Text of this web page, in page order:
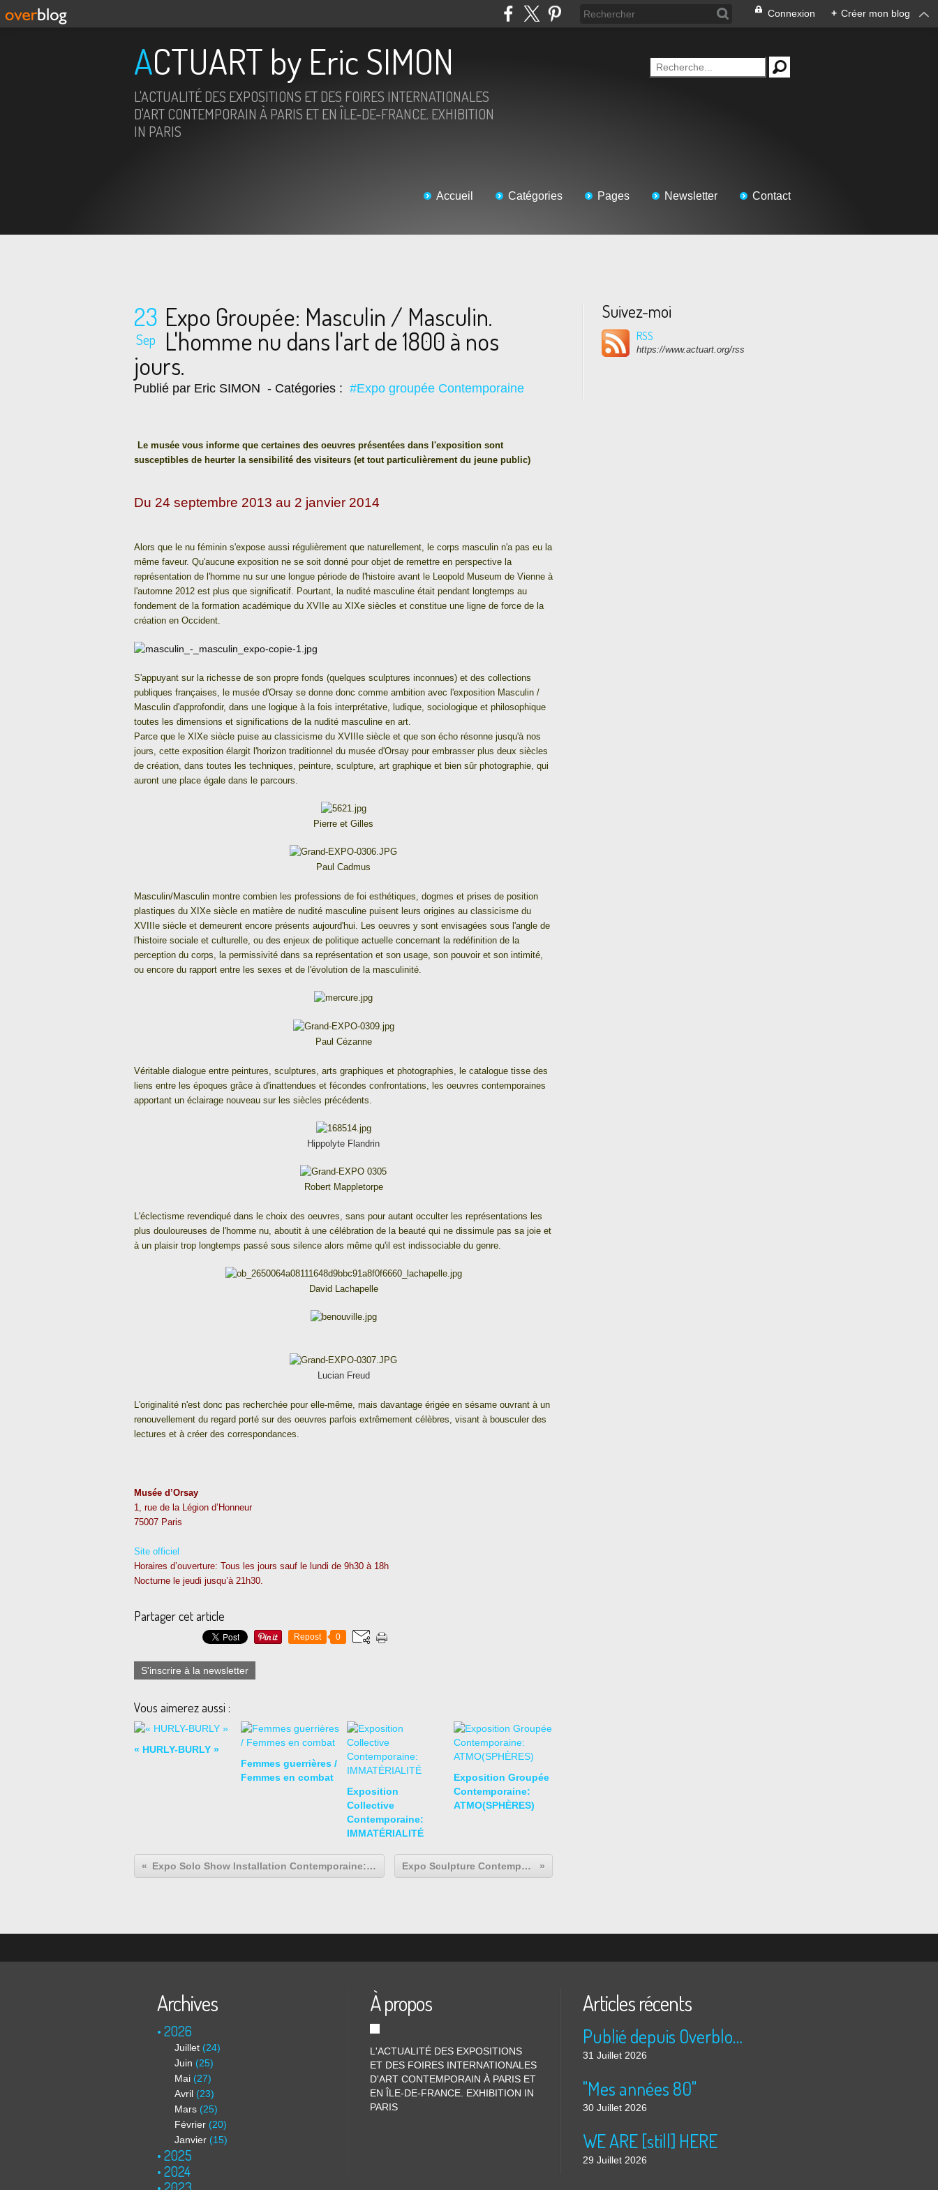
Connexion + Créer mon blog
ACTUART by Eric SIMON
L'ACTUALITÉ DES EXPOSITIONS ET DES FOIRES INTERNATIONALES
D'ART CONTEMPORAIN À PARIS ET EN ÎLE-DE-FRANCE. EXHIBITION
IN PARIS
Accueil Catégories Pages Newsletter Contact
23
Sep
Expo Groupée: Masculin / Masculin.
L'homme nu dans l'art de 1800 à nos
jours.
Publié par Eric SIMON - Catégories : #Expo groupée Contemporaine
Le musée vous informe que certaines des oeuvres présentées dans l'exposition sont
susceptibles de heurter la sensibilité des visiteurs (et tout particulièrement du jeune public)
Du 24 septembre 2013 au 2 janvier 2014
Alors que le nu féminin s'expose aussi régulièrement que naturellement, le corps masculin n'a pas eu la
même faveur. Qu'aucune exposition ne se soit donné pour objet de remettre en perspective la
représentation de l'homme nu sur une longue période de l'histoire avant le Leopold Museum de Vienne à
l'automne 2012 est plus que significatif. Pourtant, la nudité masculine était pendant longtemps au
fondement de la formation académique du XVIIe au XIXe siècles et constitue une ligne de force de la
création en Occident.
S'appuyant sur la richesse de son propre fonds (quelques sculptures inconnues) et des collections
publiques françaises, le musée d'Orsay se donne donc comme ambition avec l'exposition Masculin /
Masculin d'approfondir, dans une logique à la fois interprétative, ludique, sociologique et philosophique
toutes les dimensions et significations de la nudité masculine en art.
Parce que le XIXe siècle puise au classicisme du XVIIIe siècle et que son écho résonne jusqu'à nos
jours, cette exposition élargit l'horizon traditionnel du musée d'Orsay pour embrasser plus deux siècles
de création, dans toutes les techniques, peinture, sculpture, art graphique et bien sûr photographie, qui
auront une place égale dans le parcours.
Pierre et Gilles
Paul Cadmus
Masculin/Masculin montre combien les professions de foi esthétiques, dogmes et prises de position
plastiques du XIXe siècle en matière de nudité masculine puisent leurs origines au classicisme du
XVIIIe siècle et demeurent encore présents aujourd'hui. Les oeuvres y sont envisagées sous l'angle de
l'histoire sociale et culturelle, ou des enjeux de politique actuelle concernant la redéfinition de la
perception du corps, la permissivité dans sa représentation et son usage, son pouvoir et son intimité,
ou encore du rapport entre les sexes et de l'évolution de la masculinité.
Paul Cézanne
Véritable dialogue entre peintures, sculptures, arts graphiques et photographies, le catalogue tisse des
liens entre les époques grâce à d'inattendues et fécondes confrontations, les oeuvres contemporaines
apportant un éclairage nouveau sur les siècles précédents.
Hippolyte Flandrin
Robert Mappletorpe
L'éclectisme revendiqué dans le choix des oeuvres, sans pour autant occulter les représentations les
plus douloureuses de l'homme nu, aboutit à une célébration de la beauté qui ne dissimule pas sa joie et
à un plaisir trop longtemps passé sous silence alors même qu'il est indissociable du genre.
David Lachapelle
Lucian Freud
L'originalité n'est donc pas recherchée pour elle-même, mais davantage érigée en sésame ouvrant à un
renouvellement du regard porté sur des oeuvres parfois extrêmement célèbres, visant à bousculer des
lectures et à créer des correspondances.
Musée d’Orsay
1, rue de la Légion d’Honneur
75007 Paris
Site officiel
Horaires d’ouverture: Tous les jours sauf le lundi de 9h30 à 18h
Nocturne le jeudi jusqu’à 21h30.
Partager cet article
Repost 0
S'inscrire à la newsletter
Vous aimerez aussi :
« HURLY-BURLY »
Femmes guerrières /
Femmes en combat
Exposition
Collective
Contemporaine:
IMMATÉRIALITÉ
Exposition Groupée
Contemporaine:
ATMO(SPHÈRES)
Expo Solo Show Installation Contemporaine: Felice VARINI " Des cercles, des toits, des façades" Expo Sculpture Contemporaine: Li CHEN - Place Vendôme
Suivez-moi
RSS
https://www.actuart.org/rss
Archives
2026
Juillet (24)
Juin (25)
Mai (27)
Avril (23)
Mars (25)
Février (20)
Janvier (15)
2025
2024
À propos
L'ACTUALITÉ DES EXPOSITIONS
ET DES FOIRES INTERNATIONALES
D'ART CONTEMPORAIN À PARIS ET
EN ÎLE-DE-FRANCE. EXHIBITION IN
PARIS
Articles récents
Publié depuis Overblog et Facebook
31 Juillet 2026
"Mes années 80"
30 Juillet 2026
WE ARE [still] HERE
29 Juillet 2026